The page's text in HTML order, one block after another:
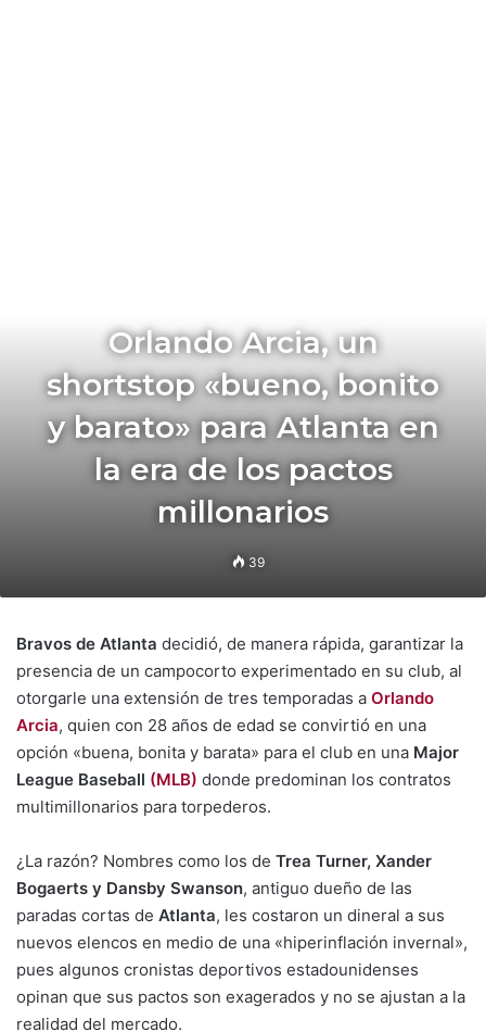
Orlando Arcia, un
shortstop «bueno, bonito
y barato» para Atlanta en
la era de los pactos
millonarios
39
Bravos de Atlanta decidió, de manera rápida, garantizar la
presencia de un campocorto experimentado en su club, al
otorgarle una extensión de tres temporadas a Orlando
Arcia, quien con 28 años de edad se convirtió en una
opción «buena, bonita y barata» para el club en una Major
League Baseball (MLB) donde predominan los contratos
multimillonarios para torpederos.
¿La razón? Nombres como los de Trea Turner, Xander
Bogaerts y Dansby Swanson, antiguo dueño de las
paradas cortas de Atlanta, les costaron un dineral a sus
nuevos elencos en medio de una «hiperinflación invernal»,
pues algunos cronistas deportivos estadounidenses
opinan que sus pactos son exagerados y no se ajustan a la
realidad del mercado.